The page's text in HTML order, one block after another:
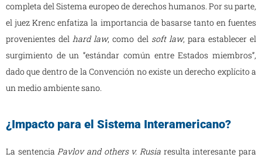
completa del Sistema europeo de derechos humanos. Por su parte,
el juez Krenc enfatiza la importancia de basarse tanto en fuentes
provenientes delhard law, como del soft law, para establecer el
surgimiento de un “estándar común entre Estados miembros”,
dado que dentro de la Convención no existe un derecho explícito a
un medio ambiente sano.
¿Impacto para el Sistema Interamericano?
La sentenciaPavlov and others v. Rusia resulta interesante para